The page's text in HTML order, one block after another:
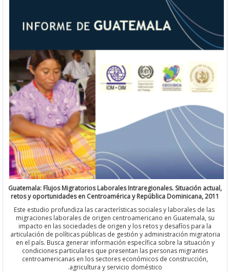
Guatemala: Flujos Migratorios Laborales Intraregionales. Situación
retos y oportunidades en Centroamérica y República
Este estudio profundiza las características sociales y laborales
migraciones laborales de origen centroamericano en
impacto en las sociedades de origen y los retos y desafíos
articulación de políticas públicas de gestión y administración
en el país. Busca generar información específica sobre la
condiciones particulares que presentan las personas
centroamericanas en los sectores económicos de
agricultura y servicio doméstico.